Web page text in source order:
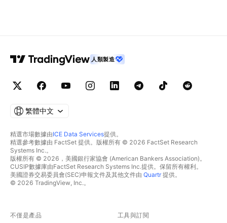
人類製造
繁體中文
精選市場數據由ICE Data Services提供。
精選參考數據由 FactSet 提供。版權所有 © 2026 FactSet Research
Systems Inc.。
版權所有 © 2026，美國銀行家協會 (American Bankers Association)。
CUSIP數據庫由FactSet Research Systems Inc.提供。保留所有權利。
美國證券交易委員會(SEC)申報文件及其他文件由 Quartr提供。
© 2026 TradingView, Inc.。
不僅是產品 工具與訂閱